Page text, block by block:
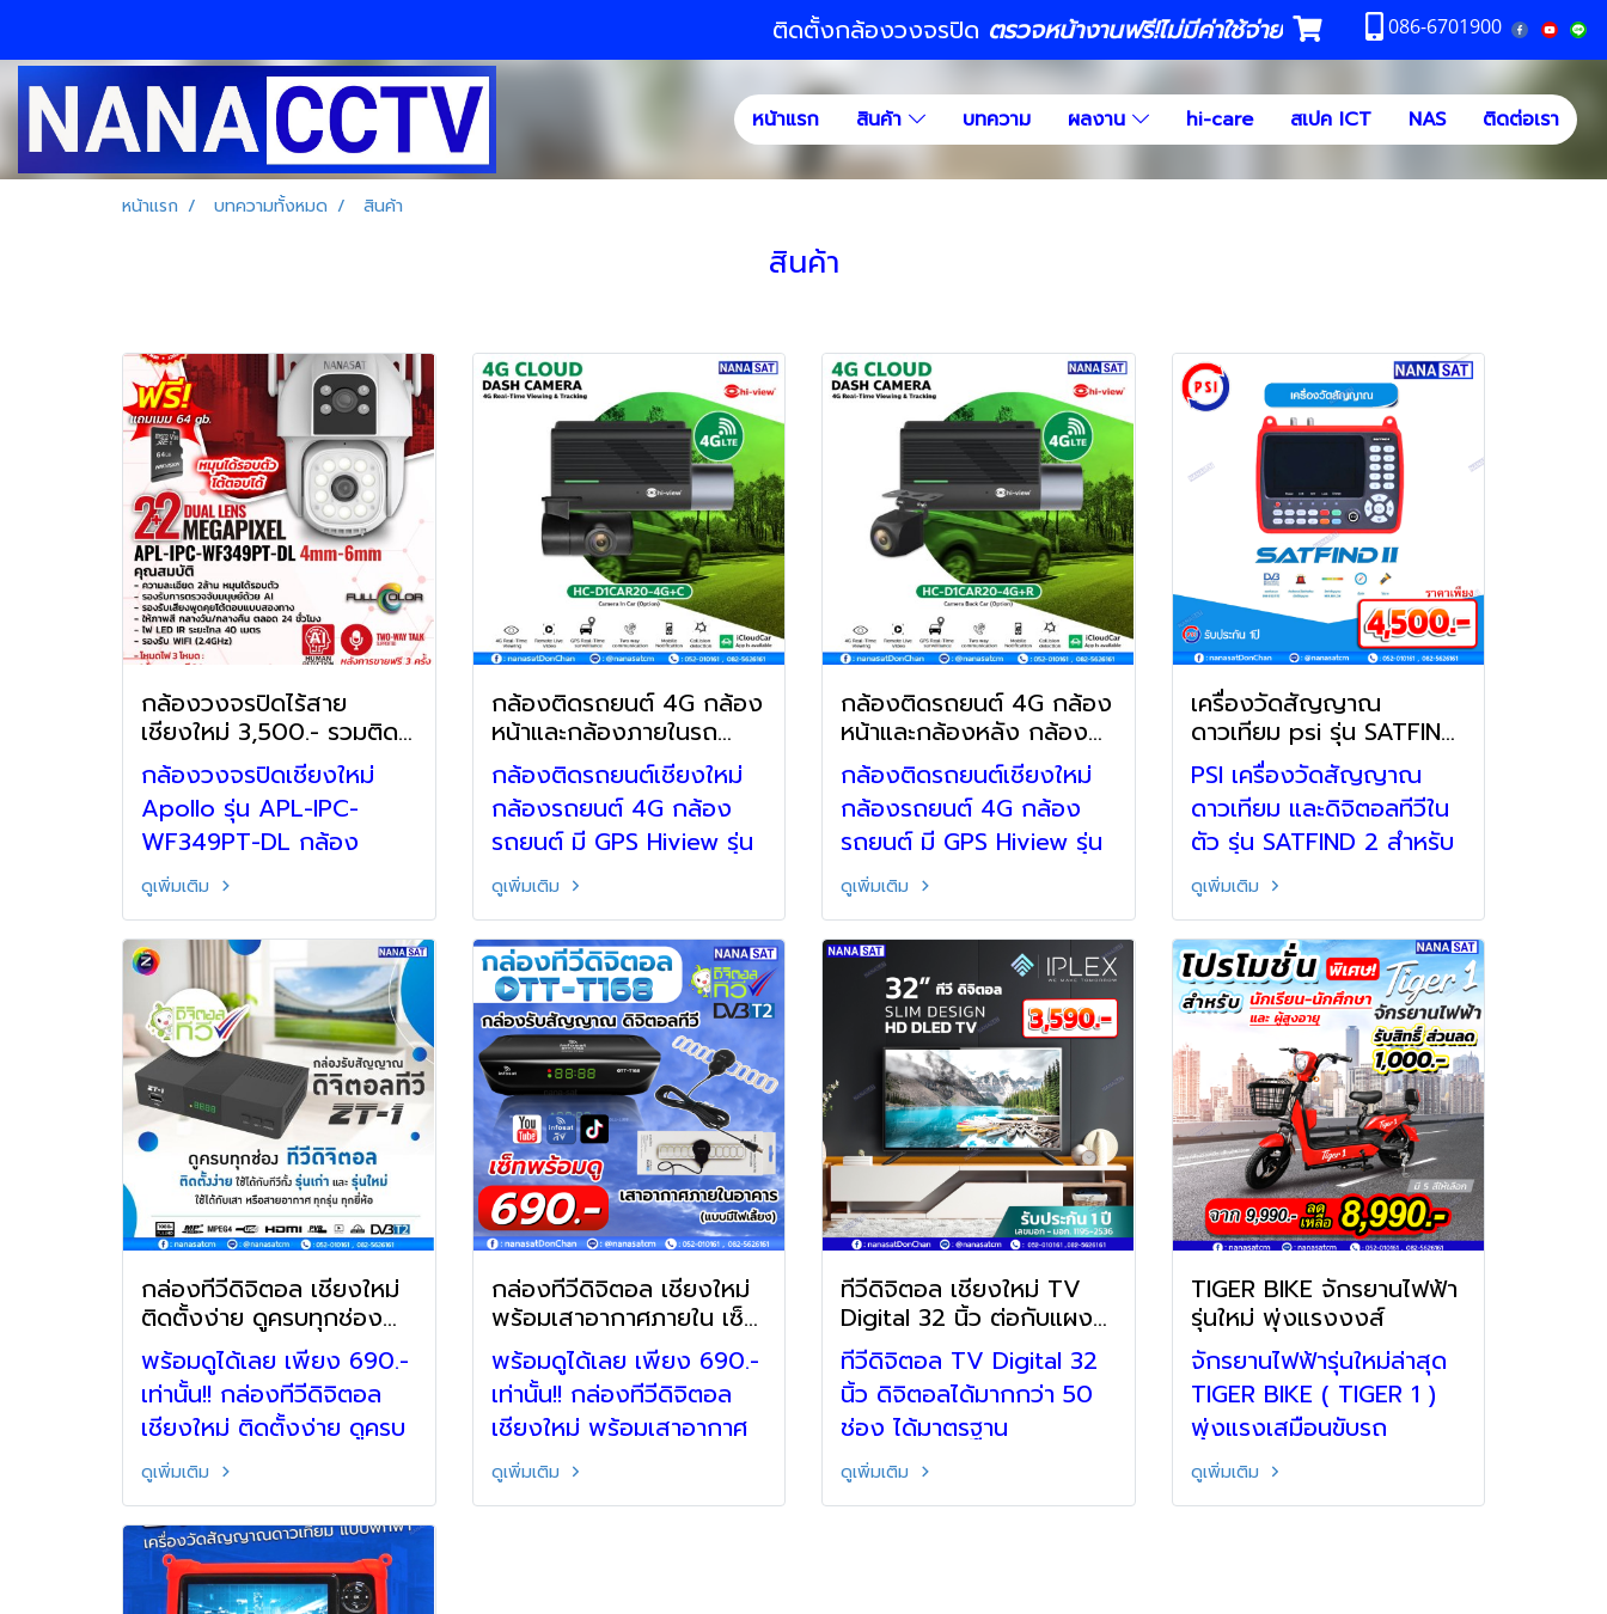
ติดตั้งกล้องวงจรปิด ตรวจหน้างานฟรี!ไม่มีค่าใช้จ่าย 086-6701900
หน้าแรก สินค้า บทความ ผลงาน hi-care สเปค ICT NAS ติดต่อเรา
หน้าแรก บทความทั้งหมด สินค้า
สินค้า
กล้องวงจรปิดไร้สาย
เชียงใหม่ 3,500.- รวมติด
ตั้งพร้อมเดินสายไฟ
กล้องวงจรปิดเชียงใหม่
Apollo รุ่น APL-IPC-
WF349PT-DL กล้อง
วงจรปิดไร้สายเชียงใหม่
ความชัด 2ล้าน สินค้ารับ
ประกัน1ปี 3,500.- (รวมติด
ตั้งพร้อมเดินสายไฟ) แถม
ฟรี เมมโมรี่การ์ด 64 Gb.
สนใจติดต่อ : 082-
5626161 , 086-6701900
Line: @nanasatcm
ดูเพิ่มเติม
กล้องติดรถยนต์ 4G กล้อง
หน้าและกล้องภายในรถ
กล้องรถยนต์ มี GPS
กล้องติดรถยนต์เชียงใหม่
กล้องรถยนต์ 4G กล้อง
รถยนต์ มี GPS Hiview รุ่น
HC-D1CAR20-4G+C
กล้องหน้า และกล้องภายใน
รถ สามารถคุยโต้ตอบผ่าน
กล้องได้
ดูเพิ่มเติม
กล้องติดรถยนต์ 4G กล้อง
หน้าและกล้องหลัง กล้อง
รถยนต์ มี GPS
กล้องติดรถยนต์เชียงใหม่
กล้องรถยนต์ 4G กล้อง
รถยนต์ มี GPS Hiview รุ่น
HC-D1CAR20-4G+R
กล้องหน้าและกล้องหลัง
สามารถคุยโต้ตอบผ่านกล้อง
ดูเพิ่มเติม
เครื่องวัดสัญญาณ
ดาวเทียม psi รุ่น SATFIND
2 พร้อมสเปคเครื่อง
PSI เครื่องวัดสัญญาณ
ดาวเทียม และดิจิตอลทีวีใน
ตัว รุ่น SATFIND 2 สำหรับ
ช่างจานดาวเทียม ใช้งาน
ง่ายยิ่งกว่าเดิม พร้อมสเปค
เครื่อง คู่มือการใช้งาน
อุปกรณ์ครบ
ดูเพิ่มเติม
กล่องทีวีดิจิตอล เชียงใหม่
ติดตั้งง่าย ดูครบทุกช่อง
By.nanasat
พร้อมดูได้เลย เพียง 690.-
เท่านั้น!! กล่องทีวีดิจิตอล
เชียงใหม่ ติดตั้งง่าย ดูครบ
ทุกช่อง ใช้ได้ทั้งทีวี รุ่นเก่า
และ รุ่นใหม่ เซ็ทคุ้ม
โทร.086-6701900- 082-
558-5186 Line :
@nanasatcm
ดูเพิ่มเติม
กล่องทีวีดิจิตอล เชียงใหม่
พร้อมเสาอากาศภายใน เซ็ท
คุ้ม
พร้อมดูได้เลย เพียง 690.-
เท่านั้น!! กล่องทีวีดิจิตอล
เชียงใหม่ พร้อมเสาอากาศ
ภายใน เซ็ทคุ้ม โทร :
0866701900 ไลน์@ :
ดูเพิ่มเติม
ทีวีดิจิตอล เชียงใหม่ TV
Digital 32 นิ้ว ต่อกับแผง
ก้างปลาเข้าทีวี ดูได้เลย
ทีวีดิจิตอล TV Digital 32
นิ้ว ดิจิตอลได้มากกว่า 50
ช่อง ได้มาตรฐาน
มอก.1195-2536 โทร :
052-010161 ไลน์@ :
ดูเพิ่มเติม
TIGER BIKE จักรยานไฟฟ้า
รุ่นใหม่ พุ่งแรงงงส์
จักรยานไฟฟ้ารุ่นใหม่ล่าสุด
TIGER BIKE ( TIGER 1 )
พุ่งแรงเสมือนขับรถ
จักรยานยนต์ คุ้มค่า ราคา
ประหยัด ลดค่าใช้จ่าย เป็น
ดูเพิ่มเติม